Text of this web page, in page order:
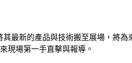
最新的產品與技術搬至展場，將
現場第一手直擊與報導。